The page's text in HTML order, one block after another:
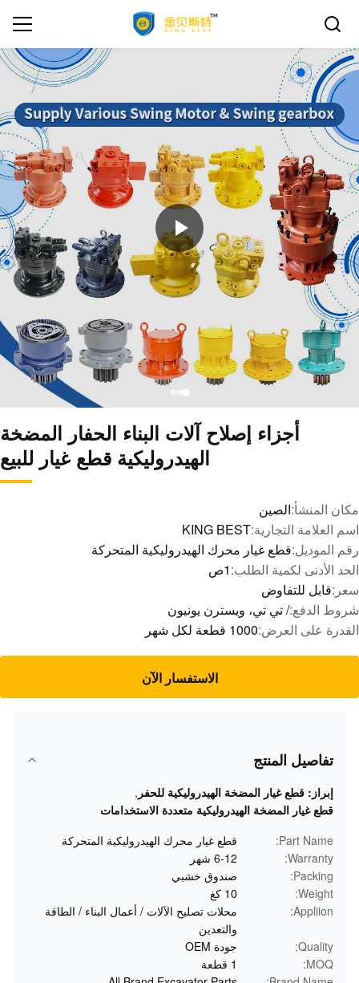
أجزاء إصلاح آلات البناء الحفار المضخة
الهيدروليكية قطع غيار للبيع
مكان المنشأ:الصين
اسم العلامة التجارية:KING BEST
رقم الموديل:قطع غيار محرك الهيدروليكية المتحركة
الحد الأدنى لكمية الطلب:1ص
سعر:قابل للتفاوض
شروط الدفع:/ تي تي، ويسترن يونيون
القدرة على العرض:1000 قطعة لكل شهر
الاستفسار الآن
تفاصيل المنتج
إبراز: قطع غيار المضخة الهيدروليكية للحفر ,
قطع غيار المضخة الهيدروليكية متعددة الاستخدامات
Part Name:
قطع غيار محرك الهيدروليكية المتحركة
Warranty:
6-12 شهر
Packing:
صندوق خشبي
Weight:
10 كغ
Appliion:
محلات تصليح الآلات / أعمال البناء / الطاقة
والتعدين
Quality:
جودة OEM
MOQ:
1 قطعة